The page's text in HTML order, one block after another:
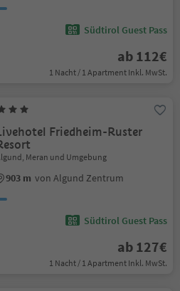
Südtirol Guest Pass
ab 112€
1 Nacht / 1 Apartment Inkl. MwSt.
Friedheim-Ruster
Meran und Umgebung
903 m von Algund Zentrum
Südtirol Guest Pass
ab 127€
1 Nacht / 1 Apartment Inkl. MwSt.